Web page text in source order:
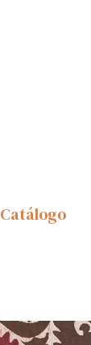
Catálogo